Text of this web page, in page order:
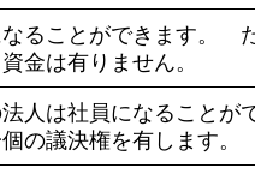
ることができます。
金は有りません。
人は社員になること
の議決権を有します。